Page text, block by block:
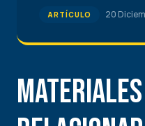
ARTÍCULO 20
Materiales